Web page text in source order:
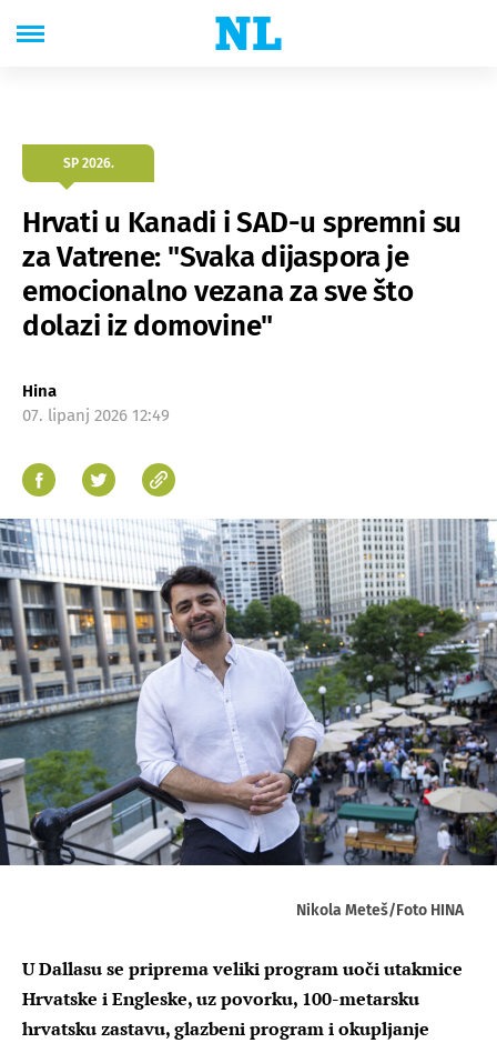
SP 2026.
Hrvati u Kanadi i SAD-u spremni su
za Vatrene: "Svaka dijaspora je
emocionalno vezana za sve što
dolazi iz domovine"
Hina
07. lipanj 2026 12:49
Nikola Meteš/Foto HINA
U Dallasu se priprema veliki program uoči utakmice
Hrvatske i Engleske, uz povorku, 100-metarsku
hrvatsku zastavu, glazbeni program i okupljanje